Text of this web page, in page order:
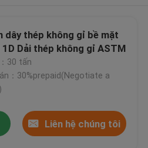
dây thép không gỉ bề mặt
Dải thép không gỉ ASTM
30 tấn
：30%prepaid(Negotiate a
Liên hệ chúng tôi